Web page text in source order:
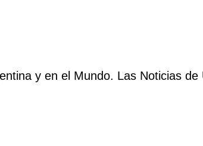
y en el Mundo. Las Noticias